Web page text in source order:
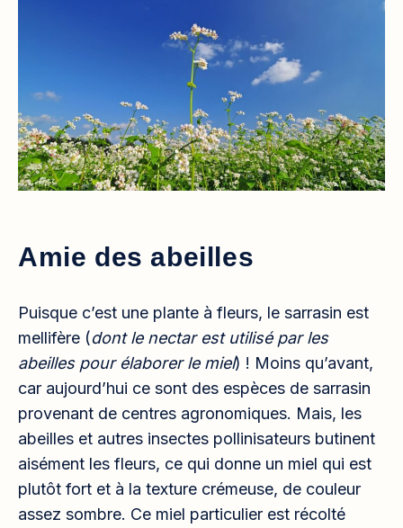
Amie des abeilles
Puisque c’est une plante à fleurs, le sarrasin est
mellifère (dont le nectar est utilisé par les
abeilles pour élaborer le miel) ! Moins qu’avant,
car aujourd’hui ce sont des espèces de sarrasin
provenant de centres agronomiques. Mais, les
abeilles et autres insectes pollinisateurs butinent
aisément les fleurs, ce qui donne un miel qui est
plutôt fort et à la texture crémeuse, de couleur
assez sombre. Ce miel particulier est récolté